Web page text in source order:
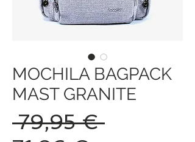
MOCHILA BAGPACK
MAST GRANITE
79,95 € Precio